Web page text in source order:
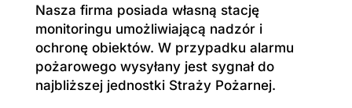
Nasza firma posiada własną stację
monitoringu umożliwiającą nadzór i
ochronę obiektów. W przypadku alarmu
pożarowego wysyłany jest sygnał do
najbliższej jednostki Straży Pożarnej.